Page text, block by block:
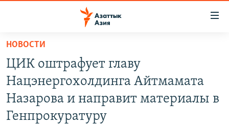
Вернуться
основному
содержанию
Вернутся
главной
ЦЕНТРАЛЬНАЯ АЗИЯ
НОВОСТИ
ВОЙНА В УКРАИНЕ
НА ДРУГИХ ЯЗЫКАХ
НОВОСТИ
ЦИК оштрафует главу
Нацэнергохолдинга Айтмамата
Назарова и направит материалы в
Генпрокуратуру